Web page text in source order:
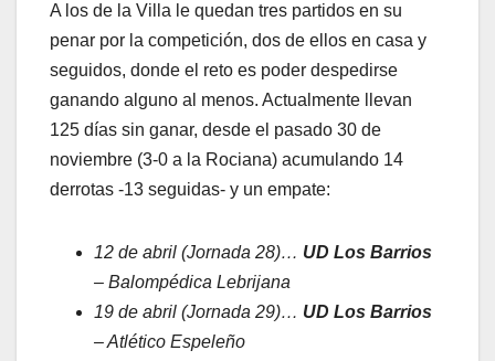
A los de la Villa le quedan tres partidos en su
penar por la competición, dos de ellos en casa y
seguidos, donde el reto es poder despedirse
ganando alguno al menos. Actualmente llevan
125 días sin ganar, desde el pasado 30 de
noviembre (3-0 a la Rociana) acumulando 14
derrotas -13 seguidas- y un empate:
12 de abril (Jornada 28)… UD Los Barrios
– Balompédica Lebrijana
19 de abril (Jornada 29)… UD Los Barrios
– Atlético Espeleño